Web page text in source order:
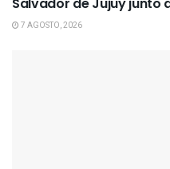
7 AGOSTO, 2026